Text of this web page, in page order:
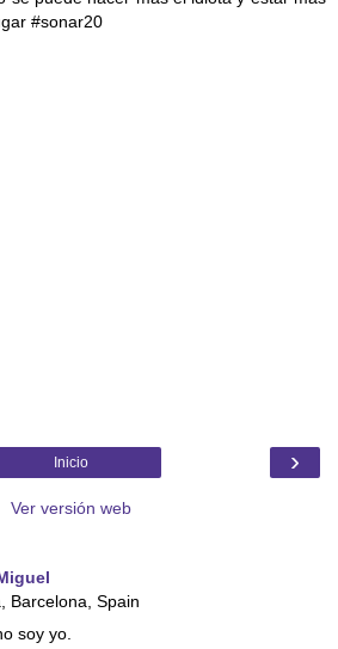
#sonar20
›
Inicio
Ver versión web
Barcelona, Spain
soy yo.